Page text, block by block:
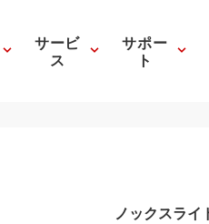
サービ
ス
サポー
ト
ノックスラ